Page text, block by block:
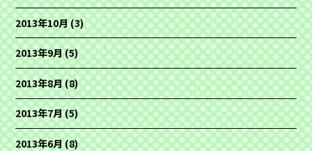
2013年10月(3)
2013年9月(5)
2013年8月(8)
2013年7月(5)
2013年6月(8)